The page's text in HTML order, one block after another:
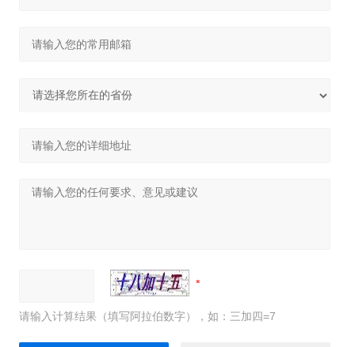
请输入计算结果（填写阿拉伯数字），如：三加四=7